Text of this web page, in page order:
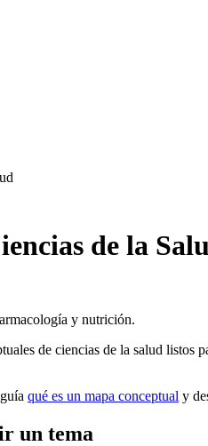
de la
y nutrición.
de ciencias de la salud listos
qué es un mapa conceptual y
un tema